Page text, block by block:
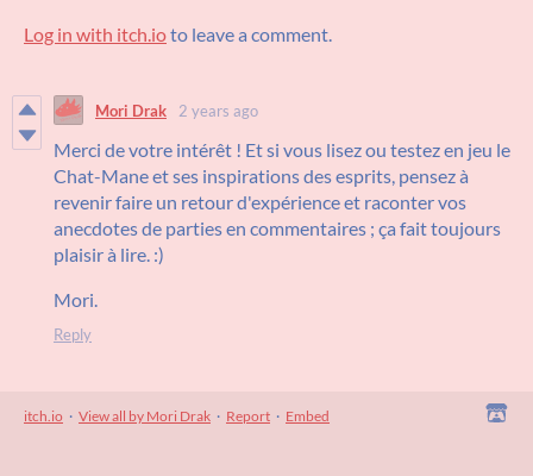
Log in with itch.ioto leave a comment.
Mori Drak 2 years ago
Merci de votre intérêt ! Et si vous lisez ou testez en jeu le
Chat-Mane et ses inspirations des esprits, pensez à
revenir faire un retour d'expérience et raconter vos
anecdotes de parties en commentaires ; ça fait toujours
plaisir à lire. :)
Mori.
Reply
itch.io · View all by Mori Drak · Report · Embed